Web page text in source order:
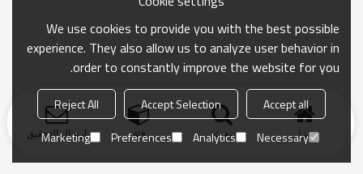
منزل بحث فئة ارسال التحقيق
We use cookies to provide you with the best possible
experience. They also allow us to analyze user behavior in
order to constantly improve the website for you.
Accept all
Accept Selection
Reject All
Necessary
Analytics
Preferences
Marketing